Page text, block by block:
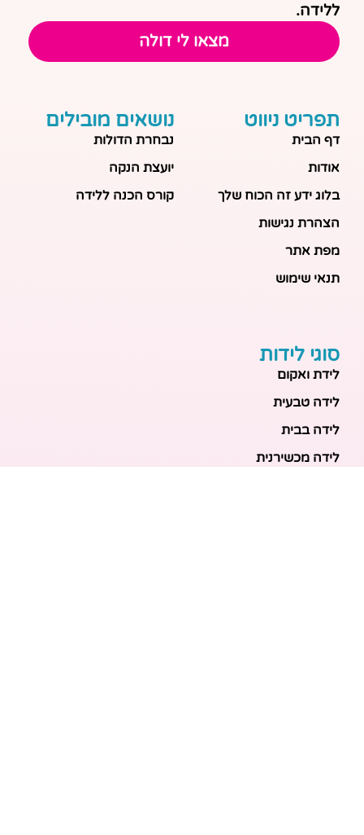
ללידה.
מצאו לי דולה
תפריט ניווט
דף הבית
אודות
בלוג ידע זה הכוח שלך
הצהרת נגישות
מפת אתר
תנאי שימוש
נושאים מובילים
נבחרת הדולות
יועצת הנקה
קורס הכנה ללידה
סוגי לידות
לידת ואקום
לידה טבעית
לידה בבית
לידה מכשירנית